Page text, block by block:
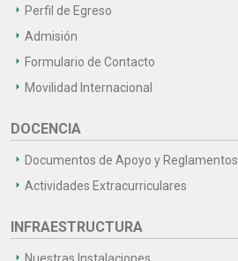
Perfil de Egreso
Admisión
Formulario de Contacto
Movilidad Internacional
DOCENCIA
Documentos de Apoyo y Reglamentos
Actividades Extracurriculares
INFRAESTRUCTURA
Nuestras Instalaciones